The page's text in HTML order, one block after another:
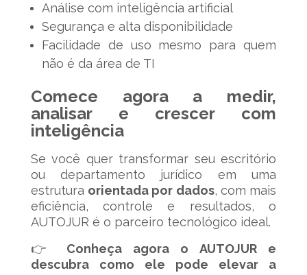
Análise com inteligência artificial
Segurança e alta disponibilidade
Facilidade de uso mesmo para quem
não é da área de TI
Comece agora a medir,
analisar e crescer com
inteligência
Se você quer transformar seu escritório
ou departamento jurídico em uma
estrutura orientada por dados, com mais
eficiência, controle e resultados, o
AUTOJUR é o parceiro tecnológico ideal.
👉 Conheça agora o AUTOJUR e
descubra como ele pode elevar a